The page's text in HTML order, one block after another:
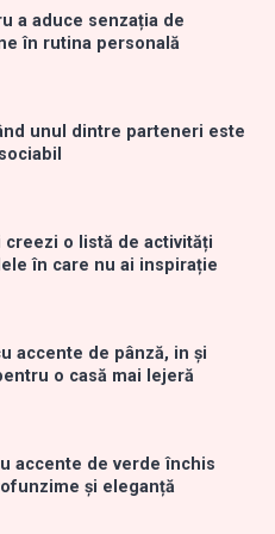
a aduce senzația de
în rutina personală
unul dintre parteneri este
creezi o listă de activități
în care nu ai inspirație
accente de pânză, in și
o casă mai lejeră
accente de verde închis
și eleganță